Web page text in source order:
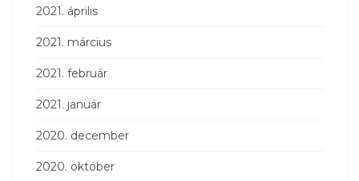
2021. április
2021. március
2021. február
2021. január
2020. december
2020. október